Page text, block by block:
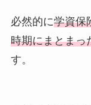
必然的に学資保
時期にまとまっ
す。